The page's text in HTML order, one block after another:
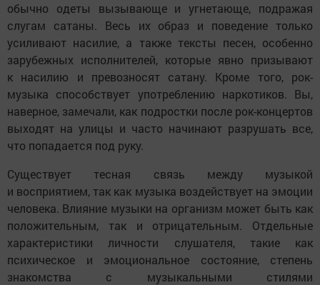
обычно одеты вызывающе и угнетающе, подражая
слугам сатаны. Весь их образ и поведение только
усиливают насилие, а также тексты песен, особенно
зарубежных исполнителей, которые явно призывают
к насилию и превозносят сатану. Кроме того, рок-
музыка способствует употреблению наркотиков. Вы,
наверное, замечали, как подростки после рок-концертов
выходят на улицы и часто начинают разрушать все,
что попадается под руку.
Существует тесная связь между музыкой
и восприятием, так как музыка воздействует на эмоции
человека. Влияние музыки на организм может быть как
положительным, так и отрицательным. Отдельные
характеристики личности слушателя, такие как
психическое и эмоциональное состояние, степень
знакомства с музыкальными стилями